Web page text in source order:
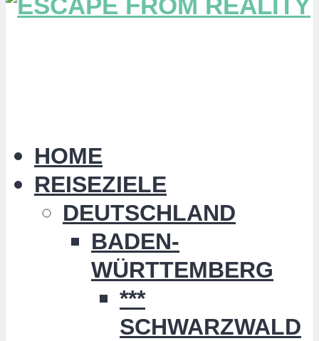
HOME
REISEZIELE
DEUTSCHLAND
BADEN-
WÜRTTEMBERG
***
SCHWARZWALD